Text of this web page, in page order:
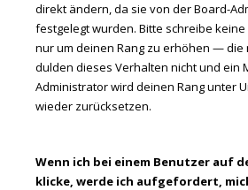
direkt ändern, da sie von der Board-
festgelegt wurden. Bitte schreibe
nur um deinen Rang zu erhöhen — die
dulden dieses Verhalten nicht und ein
Administrator wird deinen Rang unter
wieder zurücksetzen.
Wenn ich bei einem Benutzer auf
klicke, werde ich aufgefordert,